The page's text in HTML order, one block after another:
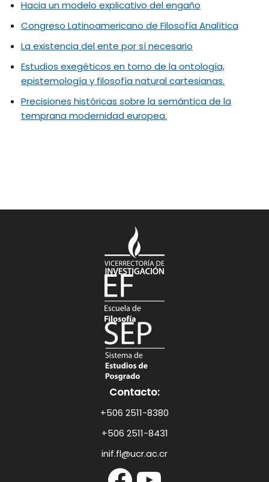
Hacia un modelo explicativo del engaño
Congreso Latinoamericano de Filosofía Analítica
La existencia del ente por sí necesario
Estudios exegéticos en torno de la ontología,
epistemología y filosofía natural cartesianas.
Precisiones históricas sobre la semántica de la
temprana modernidad europea.
Contacto:
+506 2511-8380
+506 2511-8431
inif.fl@ucr.ac.cr